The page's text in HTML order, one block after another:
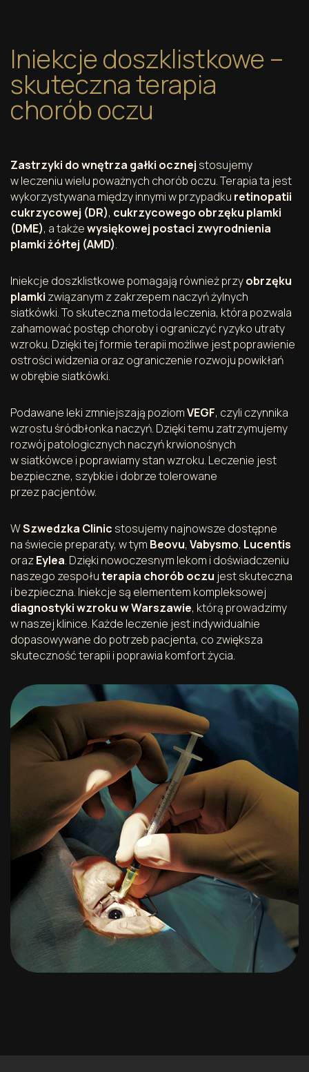
Iniekcje doszklistkowe –
skuteczna terapia
chorób oczu
Zastrzyki do wnętrza gałki ocznej stosujemy
w leczeniu wielu poważnych chorób oczu. Terapia ta jest
wykorzystywana między innymi w przypadku retinopatii
cukrzycowej (DR), cukrzycowego obrzęku plamki
(DME), a takżewysiękowej postaci zwyrodnienia
plamki żółtej (AMD).
Iniekcje doszklistkowe pomagają również przyobrzęku
plamki związanym z zakrzepem naczyń żylnych
siatkówki. To skuteczna metoda leczenia, która pozwala
zahamować postęp choroby i ograniczyć ryzyko utraty
wzroku. Dzięki tej formie terapii możliwe jest poprawienie
ostrości widzenia oraz ograniczenie rozwoju powikłań
w obrębie siatkówki.
Podawane leki zmniejszają poziomVEGF, czyli czynnika
wzrostu śródbłonka naczyń. Dzięki temu zatrzymujemy
rozwój patologicznych naczyń krwionośnych
w siatkówce i poprawiamy stan wzroku. Leczenie jest
bezpieczne, szybkie i dobrze tolerowane
przez pacjentów.
WSzwedzka Clinic stosujemy najnowsze dostępne
na świecie preparaty, w tym Beovu, Vabysmo, Lucentis
orazEylea. Dzięki nowoczesnym lekom i doświadczeniu
naszego zespołuterapia chorób oczu jest skuteczna
i bezpieczna. Iniekcje są elementem kompleksowej
diagnostyki wzroku w Warszawie, którą prowadzimy
w naszej klinice. Każde leczenie jest indywidualnie
dopasowywane do potrzeb pacjenta, co zwiększa
skuteczność terapii i poprawia komfort życia.